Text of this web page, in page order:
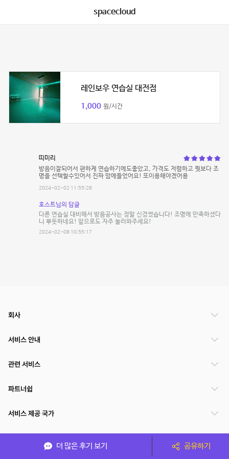
spacecloud
레인보우 연습실 대전점
1,000 원/시간
띠미리
방음이잘되어서 편하게 연습하기에도좋았고, 가격도 저렴하고 뭣보다 조
명을 선택할수있어서 진짜 맘에들었어요! 또이용해야겠어용
2024-02-02 11:55:28
호스트님의 답글
다른 연습실 대비해서 방음공사는 정말 신경썼습니다! 조명에 만족하셨다
니 뿌듯하네요! 앞으로도 자주 놀러와주세요!
2024-02-08 10:55:17
더 많은 후기 보기 공유하기
회사
서비스 안내
관련 서비스
파트너쉽
서비스 제공 국가
(주)NSPACE 사업자정보